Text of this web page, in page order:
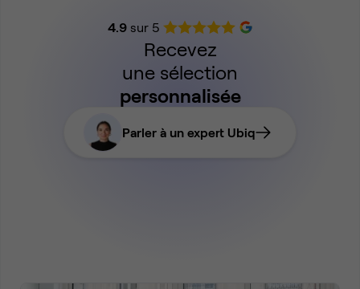
4.9sur 5
Recevez
une sélection
personnalisée
Parler à un expert Ubiq